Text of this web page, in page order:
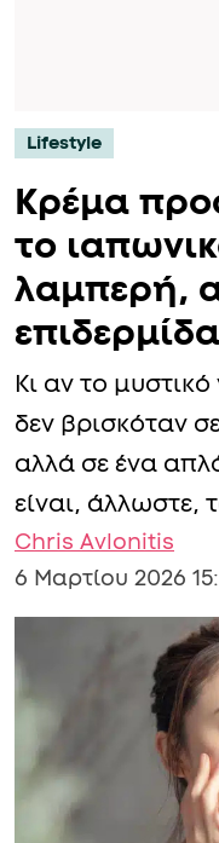
Lifestyle
Κρέμα
το
λαμπερή,
επιδερμίδα
Κι αν το
δεν βρισκόταν
αλλά σε ένα
είναι, άλλωστε,
Chris Avlonitis
6 Μαρτίου 2026